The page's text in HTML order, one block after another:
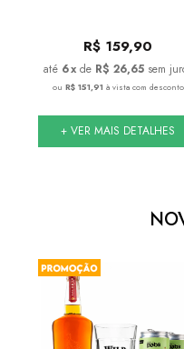
R$ 159,90
6x de R$ 26,65 sem
ou R$ 151,91 à vista com desconto
+ VER MAIS DETALHES